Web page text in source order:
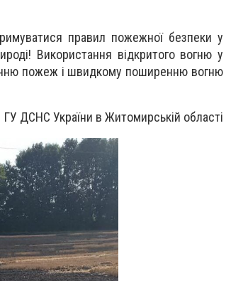
правил пожежної безпеки у
Використання відкритого вогню у
пожеж і швидкому поширенню вогню
ГУ ДСНС України в Житомирській області